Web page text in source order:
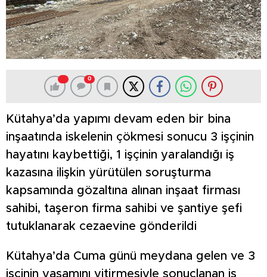
0
Kütahya’da yapımı devam eden bir bina
inşaatında iskelenin çökmesi sonucu 3 işçinin
hayatını kaybettiği, 1 işçinin yaralandığı iş
kazasına ilişkin yürütülen soruşturma
kapsamında gözaltına alınan inşaat firması
sahibi, taşeron firma sahibi ve şantiye şefi
tutuklanarak cezaevine gönderildi
Kütahya’da Cuma günü meydana gelen ve 3
işçinin yaşamını yitirmesiyle sonuçlanan iş